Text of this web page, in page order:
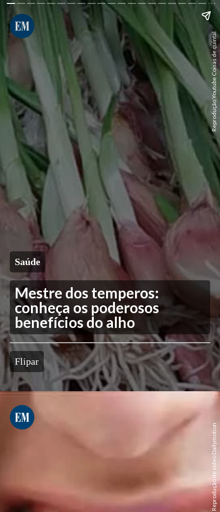
Saúde
Mestre dos temperos:
conheça os poderosos
benefícios do alho
Flipar
Reprodução Youtube Coisas de quintal
Reprodução de vídeo Dailymotion